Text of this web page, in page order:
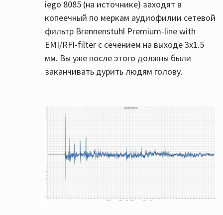
iego 8085 (на источнике) заходят в
копеечный по меркам аудиофилии сетевой
фильтр Brennenstuhl Premium-line with
EMI/RFI-filter с сечением на выходе 3х1.5
мм. Вы уже после этого должны были
заканчивать дурить людям голову.